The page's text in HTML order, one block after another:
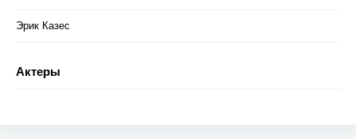
Эрик Казес
Актеры